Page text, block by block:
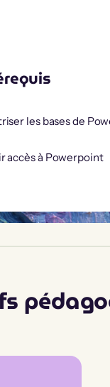
les bases de
accès à Powerpoint